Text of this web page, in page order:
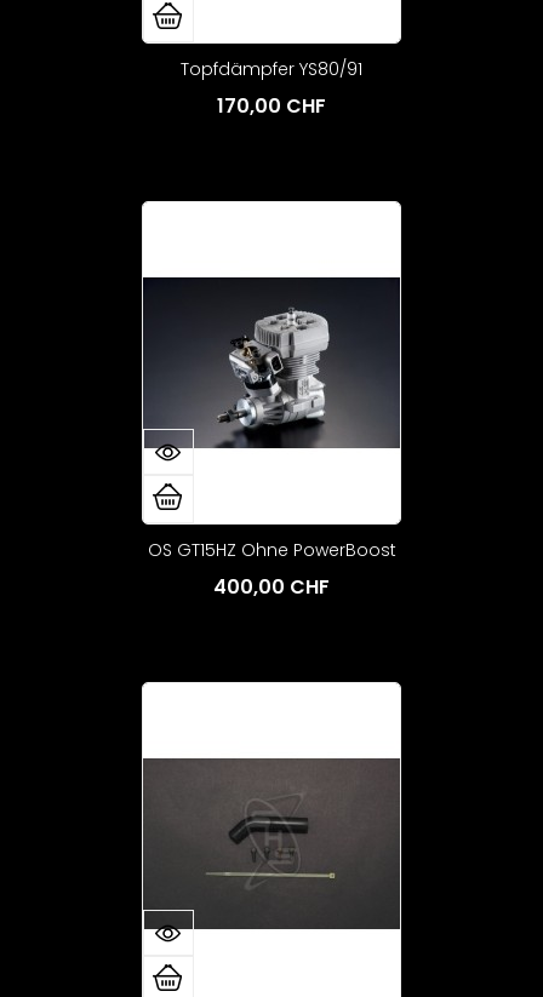
Topfdämpfer YS80/91
170,00 CHF
OS GT15HZ Ohne PowerBoost
400,00 CHF